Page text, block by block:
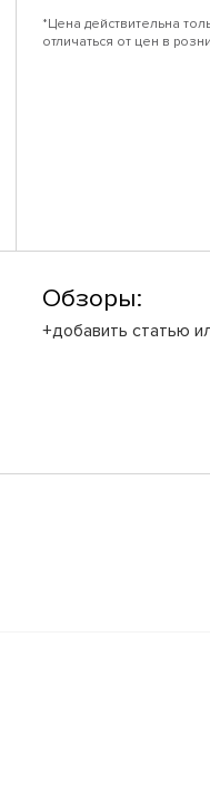
*Цена действительна
отличаться от цен в
Обзоры:
+добавить статью